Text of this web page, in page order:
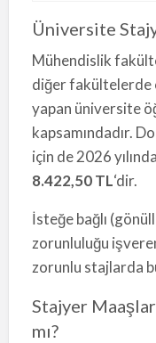
Üniversite
Mühendislik
diğer fakültelerde
yapan üniversite
kapsamındadır.
için de 2026
8.422,50 TL‘dir.
İsteğe bağlı
zorunluluğu
zorunlu stajlarda
Stajyer
mı?